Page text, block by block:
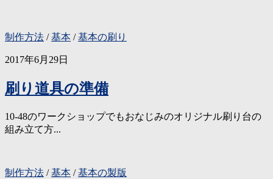
制作方法 /基本 /基本の刷り
2017年6月29日
刷り道具の準備
10-48のワークショップでもおなじみのオリジナル刷り台の
組み立て方...
制作方法 /基本 /基本の製版